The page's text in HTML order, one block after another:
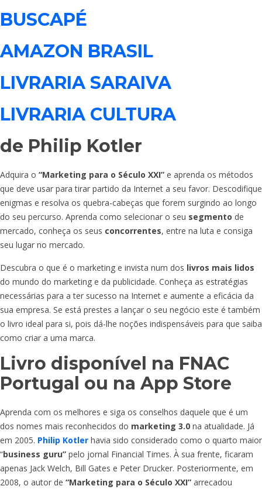
BUSCAPÉ
AMAZON BRASIL
LIVRARIA SARAIVA
LIVRARIA CULTURA
de Philip Kotler
Adquira o “Marketing para o Século XXI” e aprenda os métodos
que deve usar para tirar partido da Internet a seu favor. Descodifique
enigmas e resolva os quebra-cabeças que forem surgindo ao longo
do seu percurso. Aprenda como selecionar o seu segmento de
mercado, conheça os seus concorrentes, entre na luta e consiga
seu lugar no mercado.
Descubra o que é o marketing e invista num dos livros mais lidos
do mundo do marketing e da publicidade. Conheça as estratégias
necessárias para a ter sucesso na Internet e aumente a eficácia da
sua empresa. Se está prestes a lançar o seu negócio este é também
o livro ideal para si, pois dá-lhe noções indispensáveis para que saiba
como criar a uma marca.
Livro disponível na FNAC
Portugal ou na App Store
Aprenda com os melhores e siga os conselhos daquele que é um
dos nomes mais reconhecidos do marketing 3.0 na atualidade. Já
em 2005. Philip Kotler havia sido considerado como o quarto maior
“business guru” pelo jornal Financial Times. À sua frente, ficaram
apenas Jack Welch, Bill Gates e Peter Drucker. Posteriormente, em
2008, o autor de “Marketing para o Século XXI” arrecadou